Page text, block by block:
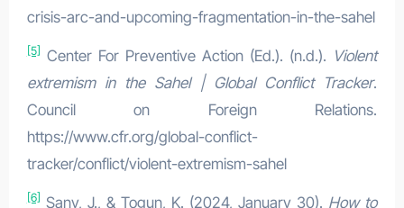
crisis-arc-and-upcoming-fragmentation-in-the-sahel
[5] Center For Preventive Action (Ed.). (n.d.). Violent
extremism in the Sahel | Global Conflict Tracker.
Council on Foreign Relations.
https://www.cfr.org/global-conflict-
tracker/conflict/violent-extremism-sahel
[6] Sany, J., & Togun, K. (2024, January 30). How to